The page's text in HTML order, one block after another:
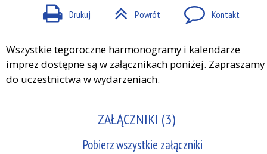
Drukuj Powrót Kontakt
Wszystkie tegoroczne harmonogramy i kalendarze
imprez dostępne są w załącznikach poniżej. Zapraszamy
do uczestnictwa w wydarzeniach.
ZAŁĄCZNIKI (3)
Pobierz wszystkie załączniki